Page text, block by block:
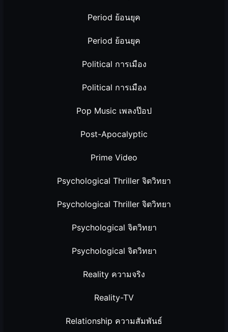
Period ย้อนยุค
Period ย้อนยุค
Political การเมือง
Political การเมือง
Pop Music เพลงป๊อป
Post-Apocalyptic
Prime Video
Psychological Thriller จิตวิทยา
Psychological Thriller จิตวิทยา
Psychological จิตวิทยา
Psychological จิตวิทยา
Reality ความจริง
Reality-TV
Relationship ความสัมพันธ์